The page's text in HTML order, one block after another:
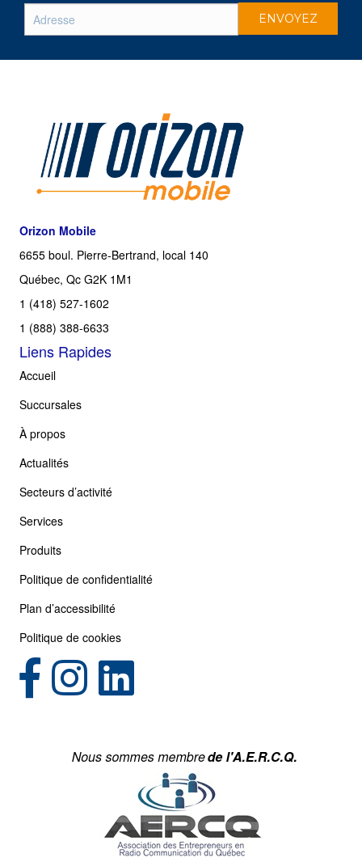
Orizon Mobile
6655 boul. Pierre-Bertrand, local 140
Québec, Qc G2K 1M1
1 (418) 527-1602
1 (888) 388-6633
Liens Rapides
Accueil
Succursales
À propos
Actualités
Secteurs d’activité
Services
Produits
Politique de confidentialité
Plan d’accessibilité
Politique de cookies
(opens in new tab)
(opens in new tab)